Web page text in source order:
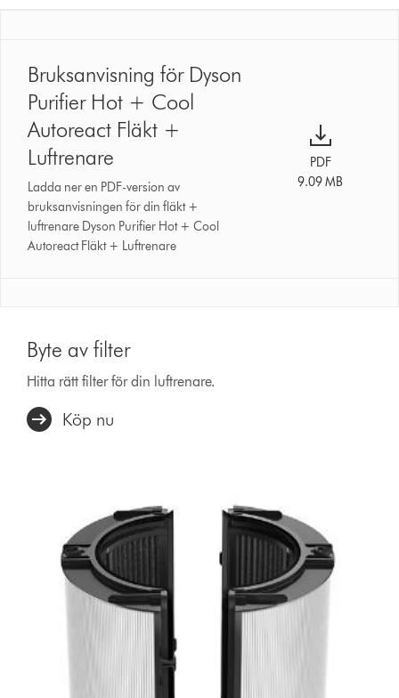
Bruksanvisning för Dyson
Purifier Hot + Cool
Autoreact Fläkt +
Luftrenare
Ladda ner en PDF-version av
bruksanvisningen för din fläkt +
luftrenare Dyson Purifier Hot + Cool
Autoreact Fläkt + Luftrenare
PDF
9.09 MB
Byte av filter
Hitta rätt filter för din luftrenare.
Köp nu